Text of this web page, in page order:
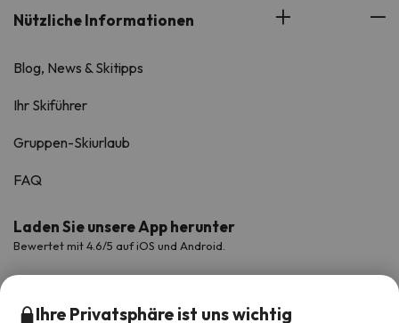
Nützliche Informationen
Blog, News & Skitipps
Ihr Skiführer
Gruppen-Skiurlaub
FAQ
Laden Sie unsere App herunter
Bewertet mit 4.6/5 auf iOS und Android.
Ihre Privatsphäre ist uns wichtig